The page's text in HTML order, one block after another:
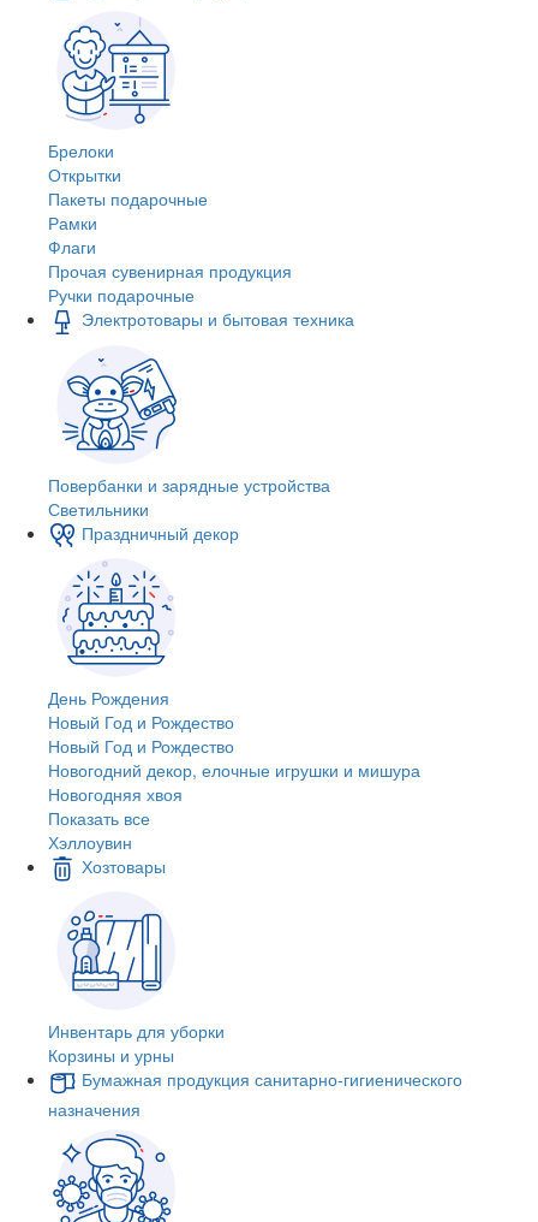
Брелоки
Открытки
Пакеты подарочные
Рамки
Флаги
Прочая сувенирная продукция
Ручки подарочные
Электротовары и бытовая техника
Повербанки и зарядные устройства
Светильники
Праздничный декор
День Рождения
Новый Год и Рождество
Новый Год и Рождество
Новогодний декор, елочные игрушки и мишура
Новогодняя хвоя
Показать все
Хэллоувин
Хозтовары
Инвентарь для уборки
Корзины и урны
Бумажная продукция санитарно-гигиенического
назначения